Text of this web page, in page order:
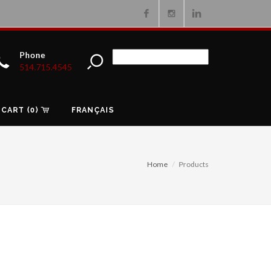
Phone
514.715.4545
CART (0) FRANÇAIS
Home Products